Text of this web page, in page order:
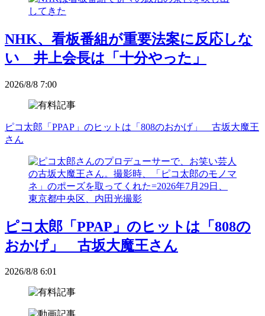
NHK、看板番組が重要法案に反応しな
い 井上会長は「十分やった」
2026/8/8 7:00
ピコ太郎「PPAP」のヒットは「808のおかげ」 古坂大魔王
さん
ピコ太郎「PPAP」のヒットは「808の
おかげ」 古坂大魔王さん
2026/8/8 6:01